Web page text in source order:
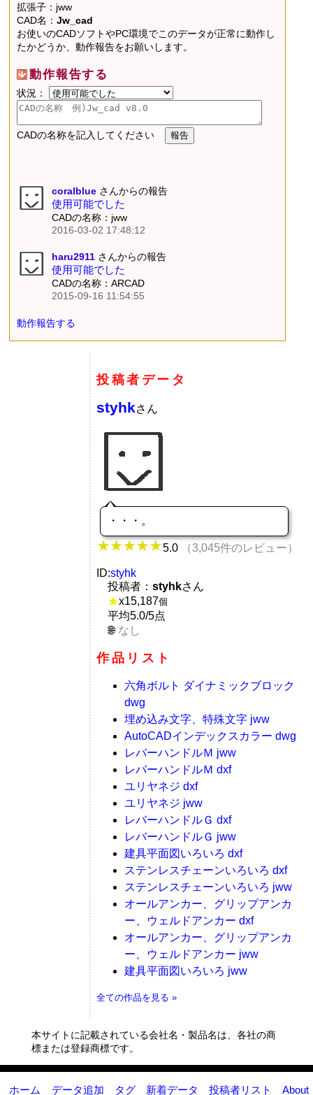
拡張子：jww
CAD名：Jw_cad
お使いのCADソフトやPC環境でこのデータが正常に動作し
たかどうか、動作報告をお願いします。
動作報告する
状況：
CADの名称を記入してください
coralblue さんからの報告
使用可能でした
CADの名称：jww
2016-03-02 17:48:12
haru2911 さんからの報告
使用可能でした
CADの名称：ARCAD
2015-09-16 11:54:55
動作報告する
投稿者データ
styhkさん
・・・。
5.0 （3,045件のレビュー）
ID:styhk
投稿者： styhkさん
★x15,187個
平均5.0/5点
なし
作品リスト
六角ボルト ダイナミックブロック
dwg
埋め込み文字、特殊文字 jww
AutoCADインデックスカラー dwg
レバーハンドルＭ jww
レバーハンドルＭ dxf
ユリヤネジ dxf
ユリヤネジ jww
レバーハンドルＧ dxf
レバーハンドルＧ jww
建具平面図いろいろ dxf
ステンレスチェーンいろいろ dxf
ステンレスチェーンいろいろ jww
オールアンカー、グリップアンカ
ー、ウェルドアンカー dxf
オールアンカー、グリップアンカ
ー、ウェルドアンカー jww
建具平面図いろいろ jww
全ての作品を見る »
本サイトに記載されている会社名・製品名は、各社の商
標または登録商標です。
ホーム データ追加 タグ 新着データ 投稿者リスト About